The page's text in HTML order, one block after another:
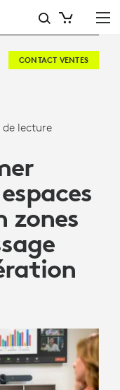
CONTACT VENTES
lecture
zones